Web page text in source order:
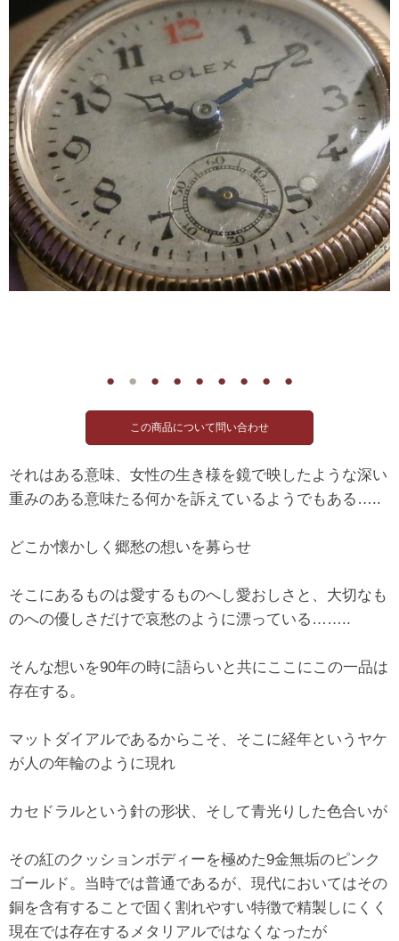
● ● ● ● ● ● ● ● ●
それはある意味、女性の生き様を鏡で映したような深い
重みのある意味たる何かを訴えているようでもある…..
どこか懐かしく郷愁の想いを募らせ
そこにあるものは愛するものへし愛おしさと、大切なも
のへの優しさだけで哀愁のように漂っている……..
そんな想いを90年の時に語らいと共にここにこの一品は
存在する。
マットダイアルであるからこそ、そこに経年というヤケ
が人の年輪のように現れ
カセドラルという針の形状、そして青光りした色合いが
その紅のクッションボディーを極めた9金無垢のピンク
ゴールド。当時では普通であるが、現代においてはその
銅を含有することで固く割れやすい特徴で精製しにくく
現在では存在するメタリアルではなくなったが